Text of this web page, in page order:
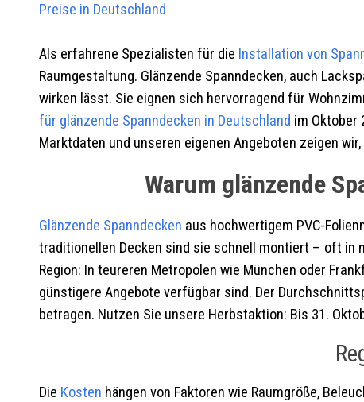
Preise in Deutschland
Als erfahrene Spezialisten für die Installation von
Raumgestaltung. Glänzende Spanndecken, auch
wirken lässt. Sie eignen sich hervorragend für
für glänzende Spanndecken in Deutschland im Oktober
Marktdaten und unseren eigenen Angeboten zeigen
Warum glänzende
Glänzende Spanndecken aus hochwertigem PVC-
traditionellen Decken sind sie schnell montiert – oft in
Region: In teureren Metropolen wie München oder
günstigere Angebote verfügbar sind. Der
betragen. Nutzen Sie unsere Herbstaktion: Bis 31.
Die Kosten hängen von Faktoren wie Raumgröße,